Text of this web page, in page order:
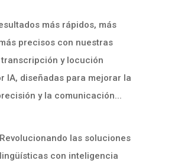
más rápidos, más
precisos con nuestras
y locución
IA, diseñadas para mejorar la
y la comunicación...
Revolucionando las soluciones
lingüísticas con inteligencia